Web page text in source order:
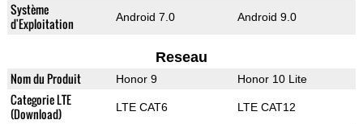
Système
d'Exploitation
Android 7.0 Android 9.0
Reseau
Nom du Produit Honor 9 Honor 10 Lite
Categorie LTE
(Download)
LTE CAT6 LTE CAT12